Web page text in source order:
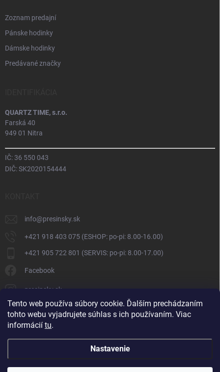
Tento web používa súbory cookie. Ďalším prechádzaním
tohto webu vyjadrujete súhlas s ich používaním. Viac
informácií tu.
Nastavenie
Zoznam predajní
Pánske hodinky
Dámske hodinky
Predávané značky
QUARTZ TIME, s.r.o.
Farská 40
949 01 Nitra
IČ: 36 550 043
DIČ: SK2020154444
info@presinsky.sk
+421 918 403 075 (ESHOP: po-pi: 8.00-16.00)
+421 905 722 801 (SERVIS: po-pi: 8.00-17.00)
Facebook
presinsky.sk